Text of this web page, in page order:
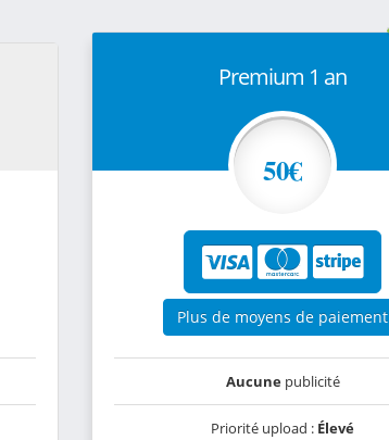
Premium 1 an
50€
Plus de moyens de paiement
Aucunepublicité
Priorité upload : Élevé